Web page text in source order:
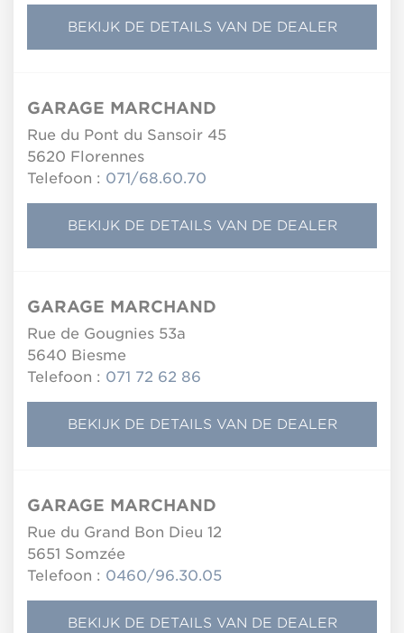
BEKIJK DE DETAILS VAN DE DEALER
GARAGE MARCHAND
Rue du Pont du Sansoir 45
5620 Florennes
Telefoon : 071/68.60.70
BEKIJK DE DETAILS VAN DE DEALER
GARAGE MARCHAND
Rue de Gougnies 53a
5640 Biesme
Telefoon : 071 72 62 86
BEKIJK DE DETAILS VAN DE DEALER
GARAGE MARCHAND
Rue du Grand Bon Dieu 12
5651 Somzée
Telefoon : 0460/96.30.05
BEKIJK DE DETAILS VAN DE DEALER